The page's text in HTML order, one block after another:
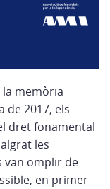
la memòria
de 2017, els
dret fonamental
les
van omplir de
en primer